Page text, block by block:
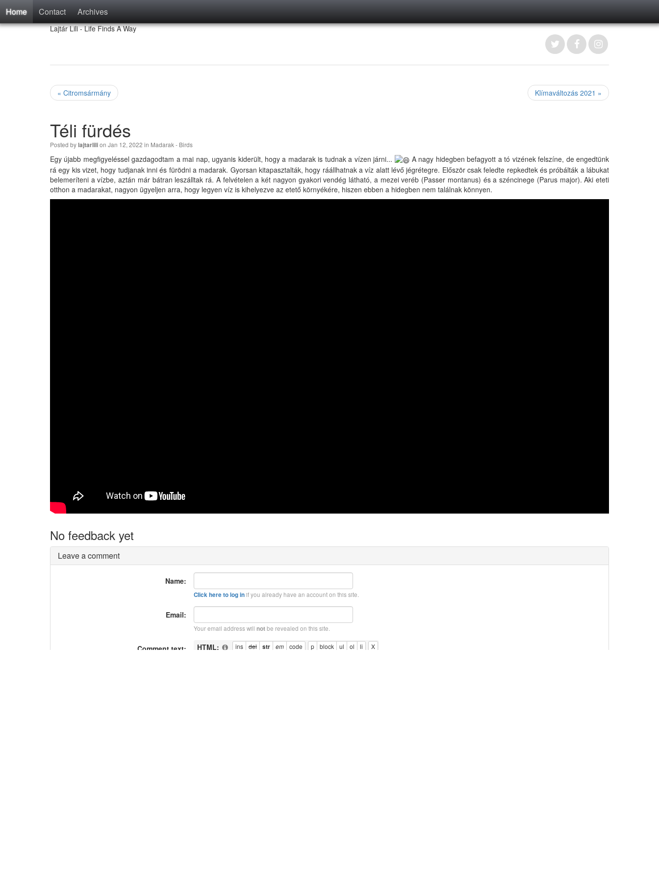
Home Contact Archives
Lajtár Lili - Life Finds A Way
« Citromsármány Klímaváltozás 2021 »
Téli fürdés
Posted bylajtarlilion Jan 12, 2022 in Madarak - Birds
Egy újabb megfigyeléssel gazdagodtam a mai nap, ugyanis kiderült, hogy a madarak is tudnak a vízen járni...
A nagy hidegben befagyott a tó vizének felszíne, de engedtünk
rá egy kis vizet, hogy tudjanak inni és fürödni a madarak. Gyorsan kitapasztalták, hogy ráállhatnak a víz alatt lévő jégrétegre. Először csak feledte repkedtek és próbálták a lábukat
belemeríteni a vízbe, aztán már bátran leszálltak rá. A felvételen a két nagyon gyakori vendég látható, a mezei veréb (Passer montanus) és a széncinege (Parus major). Aki eteti
otthon a madarakat, nagyon ügyeljen arra, hogy legyen víz is kihelyezve az etető környékére, hiszen ebben a hidegben nem találnak könnyen.
No feedback yet
Leave a comment
Name:
Click here to log inif you already have an account on this site.
Email:
Your email address will notbe revealed on this site.
Comment text: HTML: